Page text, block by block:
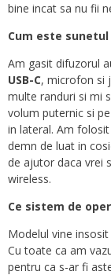
bine incat sa nu fii
Cum este sunetul
Am gasit difuzorul
USB-C, microfon si
multe randuri si mi
volum puternic si
in lateral. Am
demn de luat in
de ajutor daca vrei
wireless.
Ce sistem de
Modelul vine
Cu toate ca am
pentru ca s-ar fi